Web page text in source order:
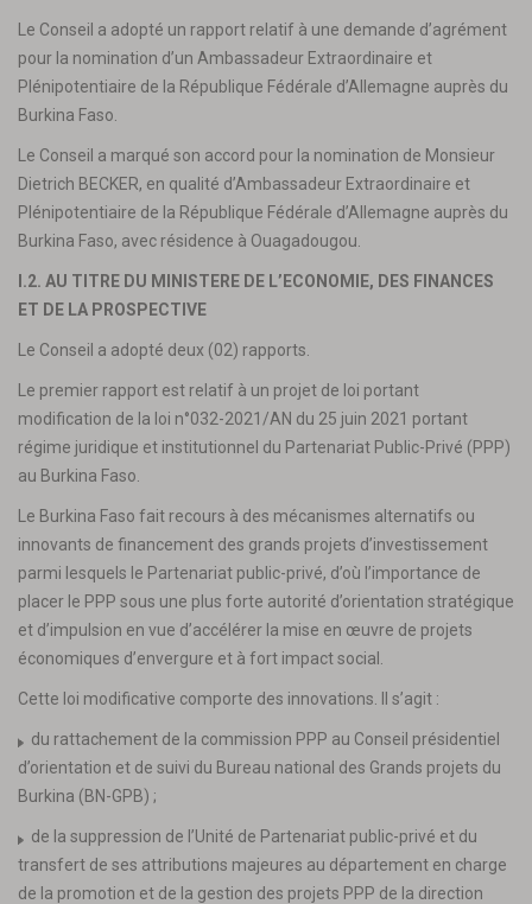
Le Conseil a adopté un rapport relatif à une demande d’agrément
pour la nomination d’un Ambassadeur Extraordinaire et
Plénipotentiaire de la République Fédérale d’Allemagne auprès du
Burkina Faso.
Le Conseil a marqué son accord pour la nomination de Monsieur
Dietrich BECKER, en qualité d’Ambassadeur Extraordinaire et
Plénipotentiaire de la République Fédérale d’Allemagne auprès du
Burkina Faso, avec résidence à Ouagadougou.
I.2. AU TITRE DU MINISTERE DE L’ECONOMIE, DES FINANCES
ET DE LA PROSPECTIVE
Le Conseil a adopté deux (02) rapports.
Le premier rapport est relatif à un projet de loi portant
modification de la loi n°032-2021/AN du 25 juin 2021 portant
régime juridique et institutionnel du Partenariat Public-Privé (PPP)
au Burkina Faso.
Le Burkina Faso fait recours à des mécanismes alternatifs ou
innovants de financement des grands projets d’investissement
parmi lesquels le Partenariat public-privé, d’où l’importance de
placer le PPP sous une plus forte autorité d’orientation stratégique
et d’impulsion en vue d’accélérer la mise en œuvre de projets
économiques d’envergure et à fort impact social.
Cette loi modificative comporte des innovations. Il s’agit :
du rattachement de la commission PPP au Conseil présidentiel
d’orientation et de suivi du Bureau national des Grands projets du
Burkina (BN-GPB) ;
de la suppression de l’Unité de Partenariat public-privé et du
transfert de ses attributions majeures au département en charge
de la promotion et de la gestion des projets PPP de la direction